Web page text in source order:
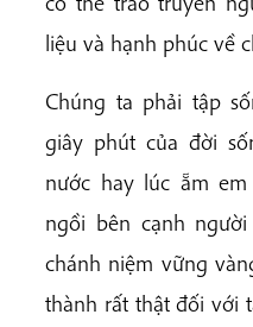
liệu và hạnh phúc về
Chúng ta phải tập
giây phút của đời
nước hay lúc ẵm
ngồi bên cạnh
chánh niệm vững
thành rất thật đối với